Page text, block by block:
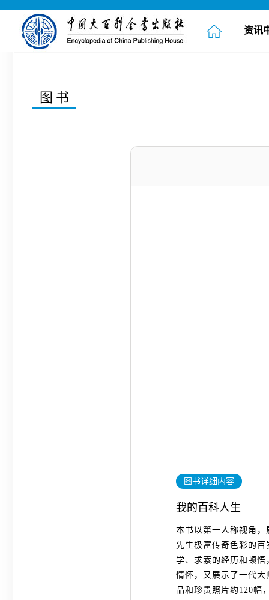
资讯
图书
图书详细内容
我的百科人生
本书以第一人称视角
先生极富传奇色彩的
学、求索的经历和顿
情怀，又展示了一代
品和珍贵照片约120幅